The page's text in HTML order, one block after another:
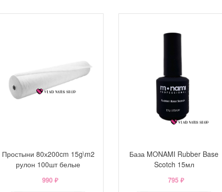
Простыни 80х200cm 15g\m2
рулон 100шт белые
990 ₽
База MONAMI Rubber Base
Scotch 15мл
795 ₽